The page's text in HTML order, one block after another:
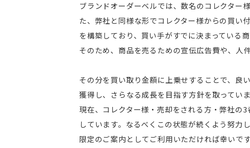
ブランドオーダーベルでは、数名のコレクター
た、弊社と同様な形でコレクター様からの買い
を構築しており、買い手がすでに決まっている
そのため、商品を売るための宣伝広告費や、人
その分を買い取り金額に上乗せすることで、良
獲得し、さらなる成長を目指す方針を取っていま
現在、コレクター様・売却をされる方・弊社
しています。なるべくこの状態が続くよう努力
限定のご案内としてご利用いただければ幸いです